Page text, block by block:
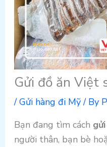
Gửi đồ ăn Việt
/Gửi hàng đi Mỹ/ By
Bạn đang tìm cách
người thân, bạn bè